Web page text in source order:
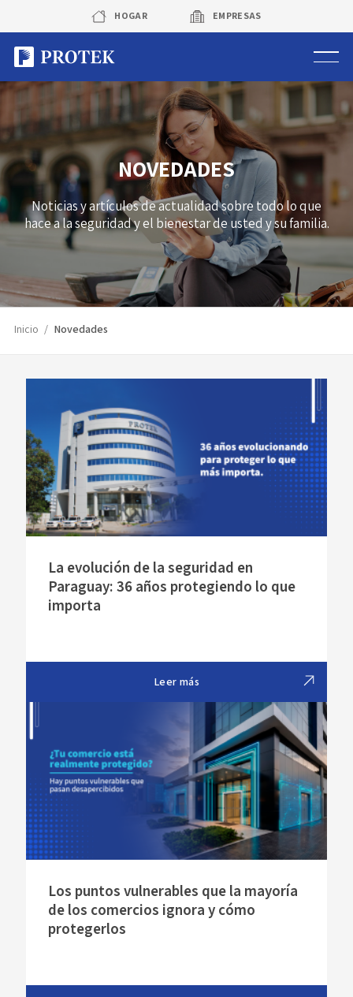
content
HOGAR EMPRESAS
Sistema de alarmas
Sistema de cámaras
Rastreo vehicular GPS
Protek Personas
Corredora de seguros
Faq
Contacto
Área de clientes
NOVEDADES
Noticias y artículos de actualidad sobre todo lo que
hace a la seguridad y el bienestar de usted y su familia.
Inicio Novedades
La evolución de la seguridad en
Paraguay: 36 años protegiendo lo que
importa
Leer más
Los puntos vulnerables que la mayoría
de los comercios ignora y cómo
protegerlos